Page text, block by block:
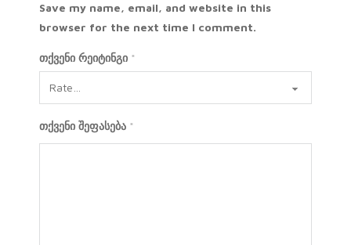
Save my name, email, and website in this
browser for the next time I comment.
თქვენი რეიტინგი *
თქვენი შეფასება *